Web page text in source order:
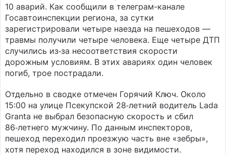
10 аварий. Как сообщили в телеграм-канале
Госавтоинспекции региона, за сутки
зарегистрировали четыре наезда на пешеходов —
травмы получили четыре человека. Еще четыре ДТП
случились из‑за несоответствия скорости
дорожным условиям. В этих авариях один человек
погиб, трое пострадали.
Отдельно в сводке отмечен Горячий Ключ. Около
15:00 на улице Псекупской 28‑летний водитель Lada
Granta не выбрал безопасную скорость и сбил
86‑летнего мужчину. По данным инспекторов,
пешеход переходил проезжую часть вне «зебры»,
хотя переход находился в зоне видимости.